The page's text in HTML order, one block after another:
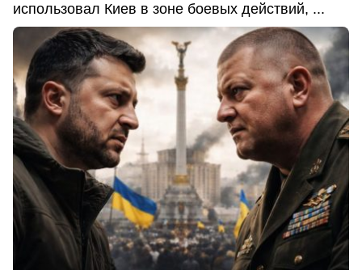
использовал Киев в зоне боевых действий, ...